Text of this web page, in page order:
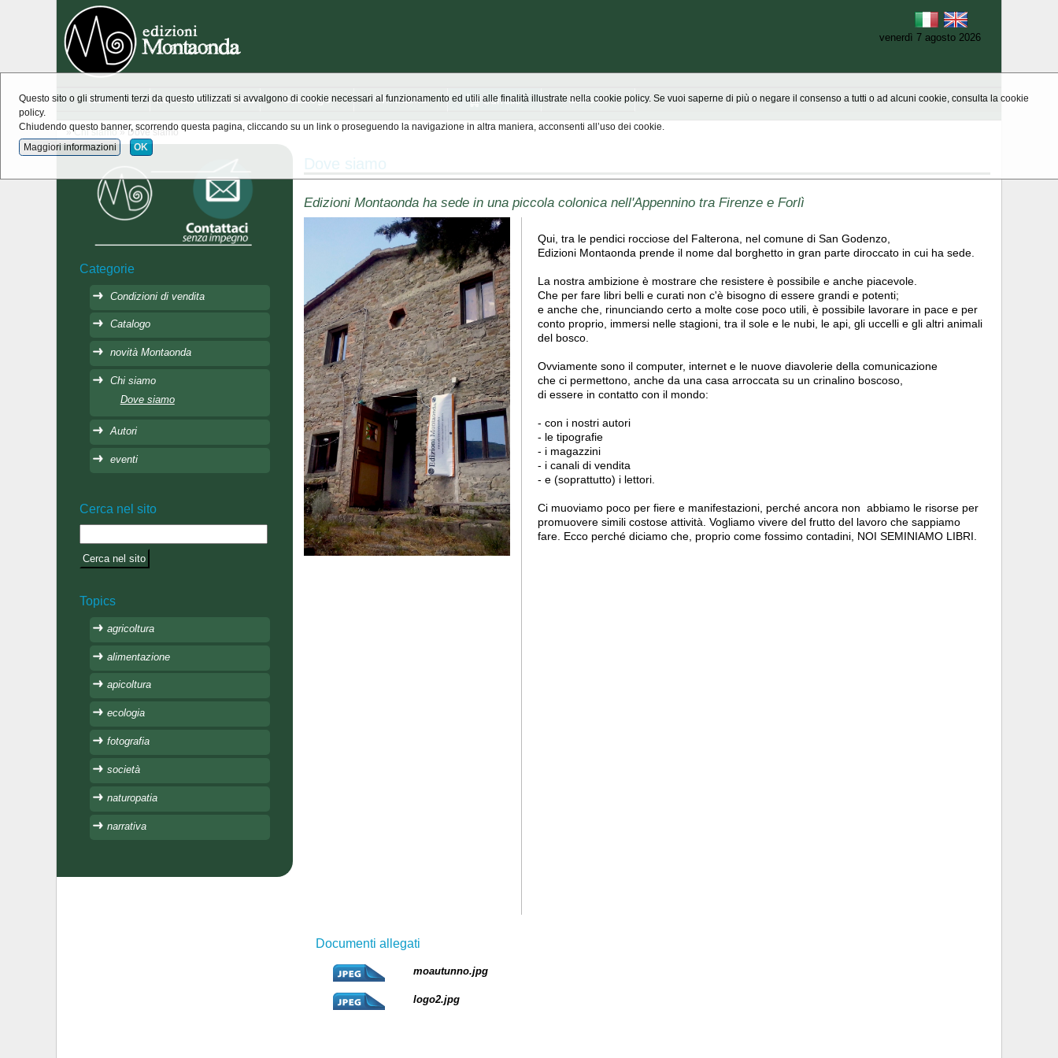
venerdì 7 agosto 2026
Home novità Montaonda Catalogo Chi siamo Scrivici
»Chi siamo » Dove siamo
Dove siamo
Edizioni Montaonda ha sede in una piccola colonica nell'Appennino tra Firenze e Forlì
Qui, tra le pendici rocciose del Falterona, nel comune di San Godenzo,
Edizioni Montaonda prende il nome dal borghetto in gran parte diroccato in cui ha sede.
La nostra ambizione è mostrare che resistere è possibile e anche piacevole.
Che per fare libri belli e curati non c'è bisogno di essere grandi e potenti;
e anche che, rinunciando certo a molte cose poco utili, è possibile lavorare in pace e per
conto proprio, immersi nelle stagioni, tra il sole e le nubi, le api, gli uccelli e gli altri animali
del bosco.
Ovviamente sono il computer, internet e le nuove diavolerie della comunicazione
che ci permettono, anche da una casa arroccata su un crinalino boscoso,
di essere in contatto con il mondo:
- con i nostri autori
- le tipografie
- i magazzini
- i canali di vendita
- e (soprattutto) i lettori.
Ci muoviamo poco per fiere e manifestazioni, perché ancora non abbiamo le risorse per
promuovere simili costose attività. Vogliamo vivere del frutto del lavoro che sappiamo
fare. Ecco perché diciamo che, proprio come fossimo contadini, NOI SEMINIAMO LIBRI.
Documenti allegati
moautunno.jpg
logo2.jpg
Categorie
Condizioni di vendita
Catalogo
novità Montaonda
Chi siamo
Dove siamo
Autori
eventi
Cerca nel sito
Topics
agricoltura
alimentazione
apicoltura
ecologia
fotografia
società
naturopatia
narrativa
Questo sito o gli strumenti terzi da questo utilizzati si avvalgono di cookie necessari al funzionamento ed utili alle finalità illustrate nella cookie policy. Se vuoi saperne di più o negare il consenso a tutti o ad alcuni cookie, consulta la cookie
policy.
Chiudendo questo banner, scorrendo questa pagina, cliccando su un link o proseguendo la navigazione in altra maniera, acconsenti all’uso dei cookie.
Maggiori informazioni OK